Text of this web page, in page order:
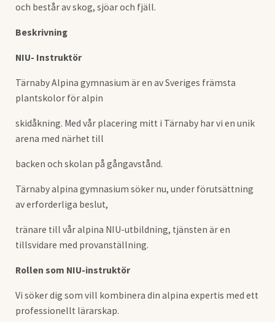
och består av skog, sjöar och fjäll.
Beskrivning
NIU- Instruktör
Tärnaby Alpina gymnasium är en av Sveriges främsta
plantskolor för alpin
skidåkning. Med vår placering mitt i Tärnaby har vi en unik
arena med närhet till
backen och skolan på gångavstånd.
Tärnaby alpina gymnasium söker nu, under förutsättning
av erforderliga beslut,
tränare till vår alpina NIU-utbildning, tjänsten är en
tillsvidare med provanställning.
Rollen som NIU-instruktör
Vi söker dig som vill kombinera din alpina expertis med ett
professionellt lärarskap.